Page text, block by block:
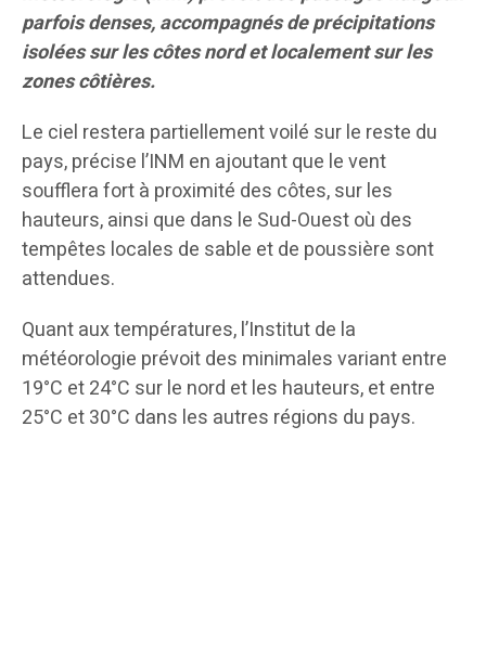
parfois denses, accompagnés de précipitations
isolées sur les côtes nord et localement sur les
zones côtières.
Le ciel restera partiellement voilé sur le reste du
pays, précise l’INM en ajoutant que le vent
soufflera fort à proximité des côtes, sur les
hauteurs, ainsi que dans le Sud-Ouest où des
tempêtes locales de sable et de poussière sont
attendues.
Quant aux températures, l’Institut de la
météorologie prévoit des minimales variant entre
19°C et 24°C sur le nord et les hauteurs, et entre
25°C et 30°C dans les autres régions du pays.